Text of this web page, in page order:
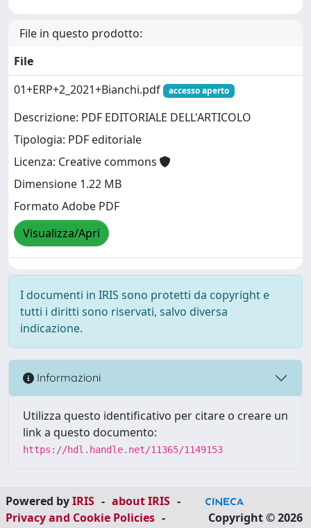
File in questo prodotto:
File
01+ERP+2_2021+Bianchi.pdf
accesso aperto
Descrizione: PDF EDITORIALE DELL'ARTICOLO
Tipologia: PDF editoriale
Licenza: Creative commons
Dimensione 1.22 MB
Formato Adobe PDF
Visualizza/Apri
I documenti in IRIS sono protetti da copyright e
tutti i diritti sono riservati, salvo diversa
indicazione.
Informazioni
Utilizza questo identificativo per citare o creare un
link a questo documento:
https://hdl.handle.net/11365/1149153
Powered byIRIS - about IRIS -
Privacy and Cookie Policies -
Copyright © 2026